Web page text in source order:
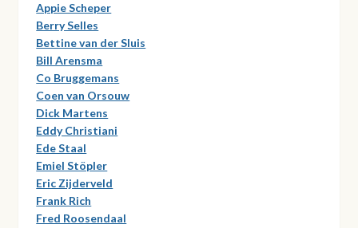
Appie Scheper
Berry Selles
Bettine van der Sluis
Bill Arensma
Co Bruggemans
Coen van Orsouw
Dick Martens
Eddy Christiani
Ede Staal
Emiel Stöpler
Eric Zijderveld
Frank Rich
Fred Roosendaal